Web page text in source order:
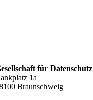
für Datenschutz
1a
Braunschweig